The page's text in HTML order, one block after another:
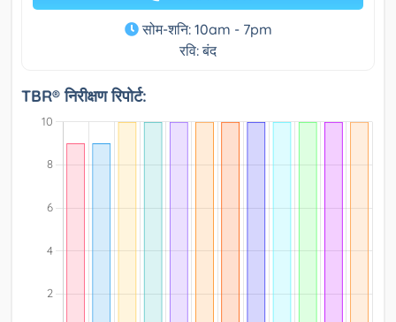
सोम-शनि: 10am - 7pm
रवि: बंद
TBR® निरीक्षण रिपोर्ट: